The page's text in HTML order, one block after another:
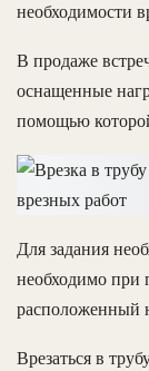
необходимости
В продаже
оснащенные
помощью
Для задания
необходимо при
расположенный
Врезаться в